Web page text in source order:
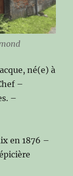
né(e) à
–
–
en 1876 –